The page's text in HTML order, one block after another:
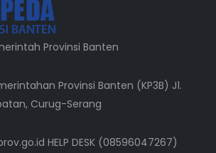
Provinsi Banten
Provinsi Banten (KP3B) Jl.
Curug-Serang
HELP DESK (08596047267)